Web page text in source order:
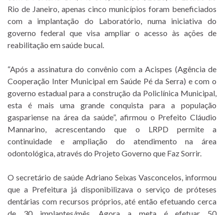
Rio de Janeiro, apenas cinco municípios foram beneficiados
com a implantação do Laboratório, numa iniciativa do
governo federal que visa ampliar o acesso às ações de
reabilitação em saúde bucal.
“Após a assinatura do convênio com a Acispes (Agência de
Cooperação Inter Municipal em Saúde Pé da Serra) e com o
governo estadual para a construção da Policlínica Municipal,
esta é mais uma grande conquista para a população
gaspariense na área da saúde”, afirmou o Prefeito Cláudio
Mannarino, acrescentando que o LRPD permite a
continuidade e ampliação do atendimento na área
odontológica, através do Projeto Governo que Faz Sorrir.
O secretário de saúde Adriano Seixas Vasconcelos, informou
que a Prefeitura já disponibilizava o serviço de próteses
dentárias com recursos próprios, até então efetuando cerca
de 30 implantes/mês. Agora a meta é efetuar 50